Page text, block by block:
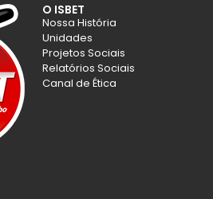
O ISBET
Nossa História
Unidades
Projetos Sociais
Relatórios Sociais
Canal de Ética